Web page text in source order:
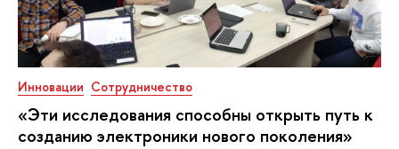
Инновации Сотрудничество
«Эти исследования способны открыть путь к
созданию электроники нового поколения»